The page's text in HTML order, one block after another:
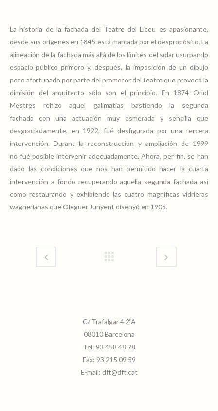
La historia de la fachada del Teatre del Liceu es apasionante,
desde sus orígenes en 1845 está marcada por el despropósito. La
alineación de la fachada más allá de los límites del solar usurpando
espacio público primero y, después, la imposición de un dibujo
poco afortunado por parte del promotor del teatro que provocó la
dimisión del arquitecto sólo son el principio. En 1874 Oriol
Mestres rehízo aquel galimatías bastiendo la segunda
fachada con una actuación muy esmerada y sencilla que
desgraciadamente, en 1922, fué desfigurada por una tercera
intervención. Durant la reconstrucción y ampliación de 1999
no fué posible intervenir adecuadamente. Ahora, per fin, se han
dado las condiciones que nos han permitido hacer la cuarta
intervención a fondo recuperando aquella segunda fachada así
como restaurando y exhibiendo las cuatro magníficas vidrieras
wagnerianas que Oleguer Junyent disenyó en 1905.
C/ Trafalgar 4 2ºA
08010 Barcelona
Tel: 93 458 48 78
Fax: 93 215 09 59
E-mail: dft@dft.cat